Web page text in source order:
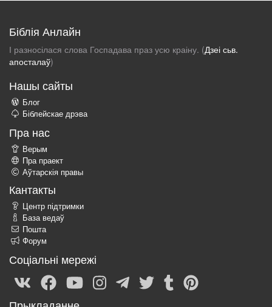
Біблія Анлайн
І разносілася слова Госпадава праз усю краіну. (Дзеі сьв.
апосталаў)
Нашы сайты
Блог
Біблейскае дрэва
Пра нас
Верым
Пра праект
Аўтарскія правы
Кантакты
Центр підтримки
База ведаў
Пошта
Форум
Соціальні мережі